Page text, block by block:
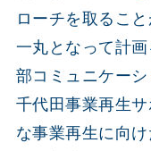
ローチを取るこ
一丸となって計
部コミュニケーシ
千代田事業再生
な事業再生に向